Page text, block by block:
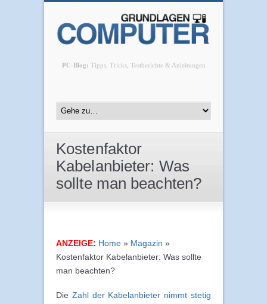
PC-Blog: Tipps, Tricks, Testberichte & Anleitungen
Kostenfaktor
Kabelanbieter: Was
sollte man beachten?
ANZEIGE: Home » Magazin »
Kostenfaktor Kabelanbieter: Was sollte
man beachten?
Die Zahl der Kabelanbieter nimmt stetig